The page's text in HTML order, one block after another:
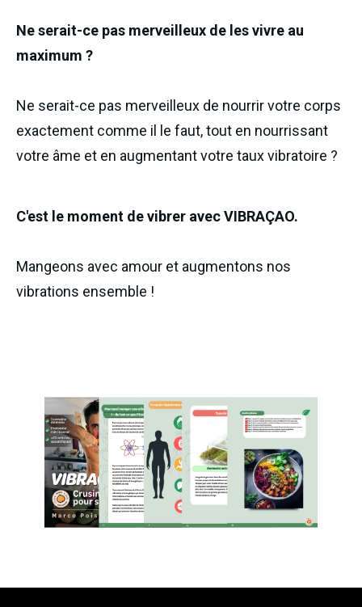
Ne serait-ce pas merveilleux de les vivre au
maximum ?
Ne serait-ce pas merveilleux de nourrir votre corps
exactement comme il le faut, tout en nourrissant
votre âme et en augmentant votre taux vibratoire ?
C'est le moment de vibrer avec VIBRAÇAO.
Mangeons avec amour et augmentons nos
vibrations ensemble !